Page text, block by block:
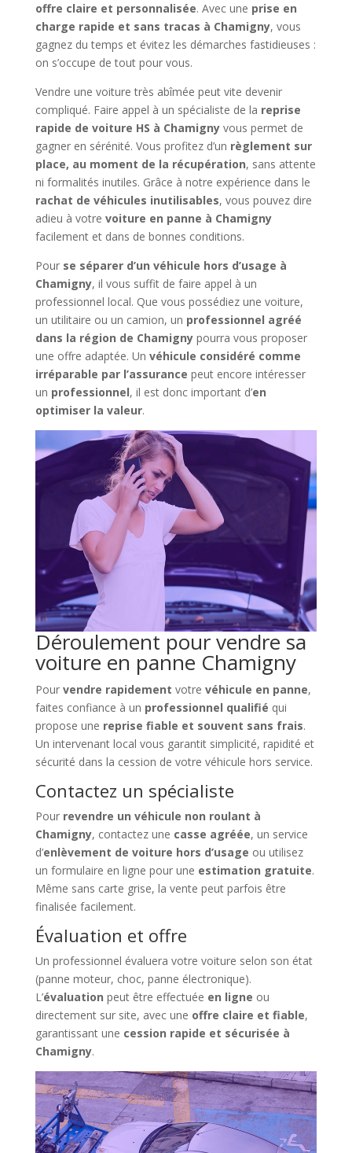
offre claire et personnalisée. Avec une prise en
charge rapide et sans tracas à Chamigny, vous
gagnez du temps et évitez les démarches fastidieuses :
on s’occupe de tout pour vous.
Vendre une voiture très abîmée peut vite devenir
compliqué. Faire appel à un spécialiste de la reprise
rapide de voiture HS à Chamignyvous permet de
gagner en sérénité. Vous profitez d’un règlement sur
place, au moment de la récupération, sans attente
ni formalités inutiles. Grâce à notre expérience dans le
rachat de véhicules inutilisables, vous pouvez dire
adieu à votre voiture en panne à Chamigny
facilement et dans de bonnes conditions.
Pour se séparer d’un véhicule hors d’usage à
Chamigny, il vous suffit de faire appel à un
professionnel local. Que vous possédiez une voiture,
un utilitaire ou un camion, un professionnel agréé
dans la région de Chamignypourra vous proposer
une offre adaptée. Un véhicule considéré comme
irréparable par l’assurance peut encore intéresser
un professionnel, il est donc important d’en
optimiser la valeur.
Déroulement pour vendre sa
voiture en panne Chamigny
Pour vendre rapidement votre véhicule en panne,
faites confiance à un professionnel qualifié qui
propose une reprise fiable et souvent sans frais.
Un intervenant local vous garantit simplicité, rapidité et
sécurité dans la cession de votre véhicule hors service.
Contactez un spécialiste
Pour revendre un véhicule non roulant à
Chamigny, contactez une casse agréée, un service
d’enlèvement de voiture hors d’usage ou utilisez
un formulaire en ligne pour une estimation gratuite.
Même sans carte grise, la vente peut parfois être
finalisée facilement.
Évaluation et offre
Un professionnel évaluera votre voiture selon son état
(panne moteur, choc, panne électronique).
L’évaluation peut être effectuée en ligne ou
directement sur site, avec une offre claire et fiable,
garantissant une cession rapide et sécurisée à
Chamigny.